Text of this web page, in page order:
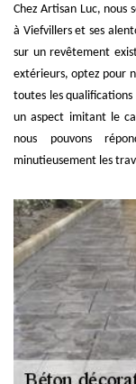
Chez Artisan Luc, nous
à Viefvillers et ses
sur un revêtement
extérieurs, optez pour
toutes les
un aspect imitant le
nous pouvons
minutieusement les